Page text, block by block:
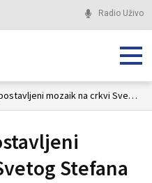
Radio Uživo
Osveštan novopostavljeni mozaik na crkvi Svetog Stefana u Velikoj Hoči
Stefana